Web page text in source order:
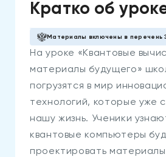
Кратко об
Материалы включены в перечень
На уроке «Квантовые
материалы будущего»
погрузятся в мир
технологий, которые уже
нашу жизнь. Ученики
квантовые компьютеры
проектировать